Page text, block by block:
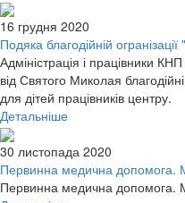
16 грудня 2020
Подяка благодійній
Адміністрація і працівники
від Святого Миколая
для дітей працівників центру.
Детальніше
30 листопада 2020
Первинна медична допомога.
Первинна медична допомога.